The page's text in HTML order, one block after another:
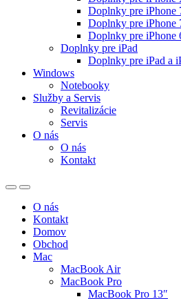
Doplnky pre iPhone
Doplnky pre iPhone
Doplnky pre iPhone
Doplnky pre iPad
Doplnky pre iPad a
Windows
Notebooky
Služby a Servis
Revitalizácie
Servis
O nás
O nás
Kontakt
O nás
Kontakt
Domov
Obchod
Mac
MacBook Air
MacBook Pro
MacBook Pro 13″